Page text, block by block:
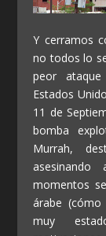
Y cerramos
no todos lo
peor
Estados
11 de
bomba
Murrah,
momentos
árabe
muy